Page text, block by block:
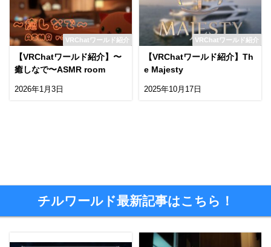
VRChatワールド紹介
【VRChatワールド紹介】〜
癒しなで〜ASMR room
2026年1月3日
VRChatワールド紹介
【VRChatワールド紹介】Th
e Majesty
2025年10月17日
チルワールド最新記事はこちら！